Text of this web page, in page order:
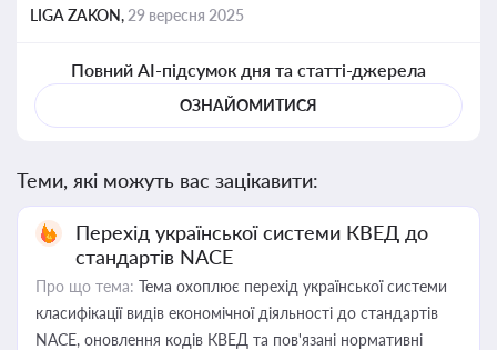
LIGA ZAKON, 29 вересня 2025
Повний AI-підсумок дня та статті-джерела
ОЗНАЙОМИТИСЯ
Теми, які можуть вас зацікавити:
Перехід української системи КВЕД до
стандартів NACE
Про що тема: Тема охоплює перехід української системи
класифікації видів економічної діяльності до стандартів
NACE, оновлення кодів КВЕД та пов'язані нормативні